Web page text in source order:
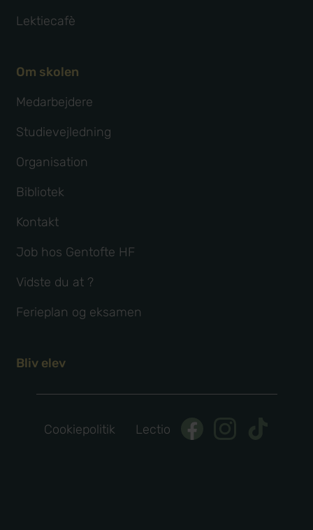
Lektiecafè
Om skolen
Medarbejdere
Studievejledning
Organisation
Bibliotek
Kontakt
Job hos Gentofte HF
Vidste du at ?
Ferieplan og eksamen
Bliv elev
Cookiepolitik Lectio